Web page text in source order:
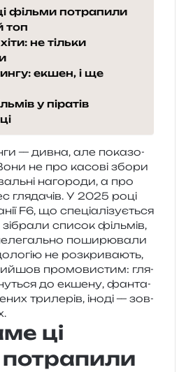
фільми потрапили
топ
не тільки
екшен, і ще
у піратів
— дивна, але пока­зо­
не про касо­ві збори
наго­ро­ди, а про
гля­да­чів. У 2025 році
F6, що спе­ці­а­лі­зу­є­ться
зібра­ли спи­сок філь­мів,
поши­рю­ва­ли
не роз­кри­ва­ють,
про­мо­ви­стим: гля­
до екше­ну, фан­та­
три­ле­рів, іноді — зов­
ці